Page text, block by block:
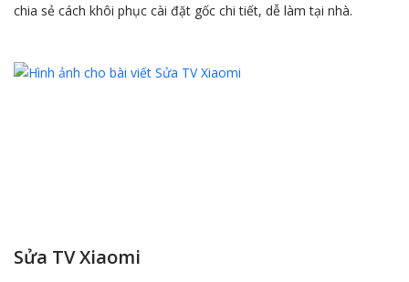
chia sẻ cách khôi phục cài đặt gốc chi tiết, dễ làm tại nhà.
Sửa TV Xiaomi